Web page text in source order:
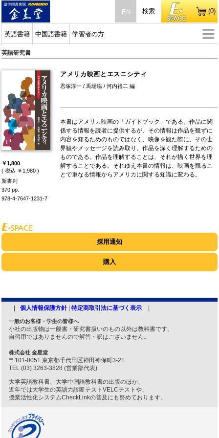
EN
英語書籍 中国語書籍 学習者の方
検索 (0)
英語研究書
￥1,800
( 税込 ￥1,980 )
新書判
370 pp.
978-4-7647-1231-7
アメリカ映画とエスニシティ
君塚淳一 / 馬場聡 / 河内裕二 編
本書はアメリカ映画の「ガイドブック」である。作品に関
係する情報を読者に提供するが、その情報は作品を観ずに
内容を知るためのものではなく、映像を観た際に、その世
界観やメッセージを読み取り、作品を深く理解するための
ものである。作品を理解することは、それが描く世界を理
解することである。それゆえ本書の情報は、映画を観るこ
とで単なる情報からアメリカに関する知識に変わる。
採用通知
購入
個人情報保護方針| 特定商取引法に基づく表示
一般のお客様・学生の皆様へ
小社の出版物は一般書・研究書扱いのもの以外は教科書です。
自習用ではありませんので解答・訳はございません。
株式会社 金星堂
〒101-0051 東京都千代田区神田神保町3-21
TEL (03) 3263-3828 (営業部代表)
大学英語教科書、大学中国語教科書の出版のほか、
近年では大学生の英語力診断テストVELCテストや、
授業活性化システムCheckLinkの普及にも努めております。